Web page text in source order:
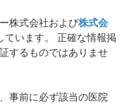
株式会社および株式会
ています。 正確な情報掲
するものではありませ
事前に必ず該当の医院